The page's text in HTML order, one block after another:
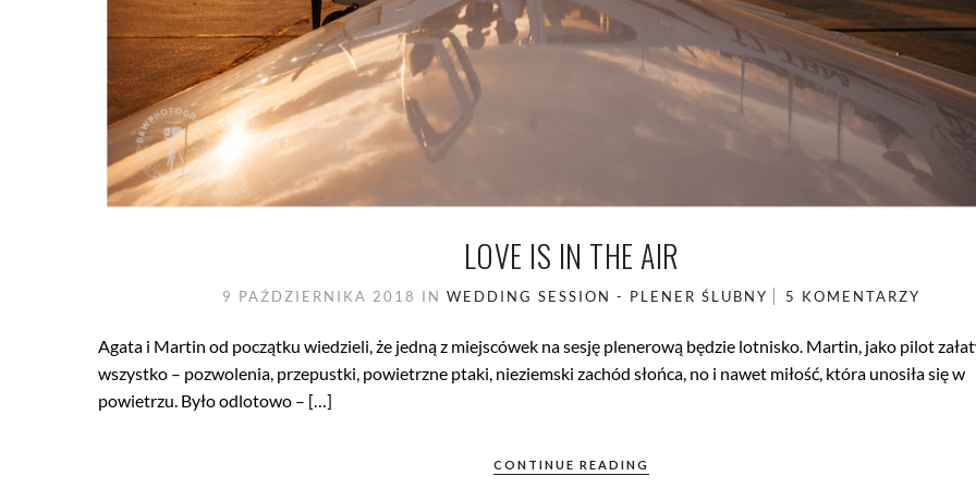
LOVE IS IN THE AIR
9 PAŹDZIERNIKA 2018 INWEDDING SESSION - PLENER ŚLUBNY 5 KOMENTARZY
Agata i Martin od początku wiedzieli, że jedną z miejscówek na sesję plenerową będzie lotnisko. Martin, jako pilot
wszystko – pozwolenia, przepustki, powietrzne ptaki, nieziemski zachód słońca, no i nawet miłość, która unosiła się w
powietrzu. Było odlotowo – […]
CONTINUE READING